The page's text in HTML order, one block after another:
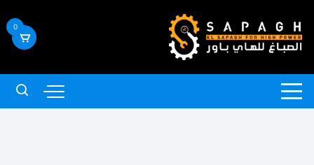
إلى
المحتوى
0